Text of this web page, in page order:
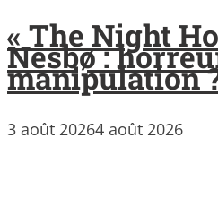
« The Night
Nesbø :
manipulation
3 août 20264 août 2026